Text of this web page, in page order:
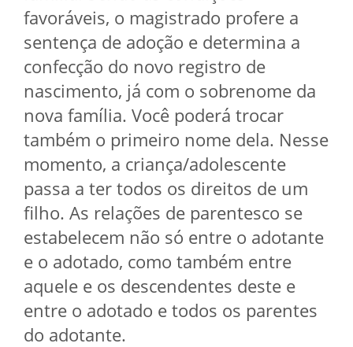
favoráveis, o magistrado profere a
sentença de adoção e determina a
confecção do novo registro de
nascimento, já com o sobrenome da
nova família. Você poderá trocar
também o primeiro nome dela. Nesse
momento, a criança/adolescente
passa a ter todos os direitos de um
filho. As relações de parentesco se
estabelecem não só entre o adotante
e o adotado, como também entre
aquele e os descendentes deste e
entre o adotado e todos os parentes
do adotante.